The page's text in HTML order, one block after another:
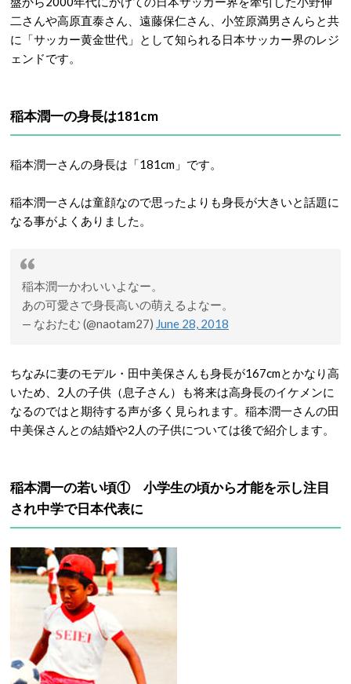
二さんや高原直泰さん、遠藤保仁さん、小笠原満男さんらと共
に「サッカー黄金世代」として知られる日本サッカー界のレジ
ェンドです。
稲本潤一の身長は181cm
稲本潤一さんの身長は「181cm」です。
稲本潤一さんは童顔なので思ったよりも身長が大きいと話題に
なる事がよくありました。
稲本潤一かわいいよなー。
あの可愛さで身長高いの萌えるよなー。
— なおたむ (@naotam27) June 28, 2018
ちなみに妻のモデル・田中美保さんも身長が167cmとかなり高
いため、2人の子供（息子さん）も将来は高身長のイケメンに
なるのではと期待する声が多く見られます。稲本潤一さんの田
中美保さんとの結婚や2人の子供については後で紹介します。
稲本潤一の若い頃① 小学生の頃から才能を示し注目
され中学で日本代表に